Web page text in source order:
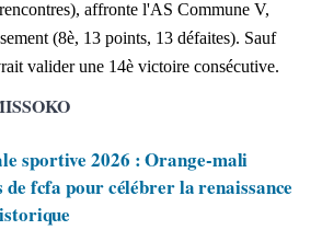
affronte l'AS Commune V,
(8è, 13 points, 13 défaites). Sauf
valider une 14è victoire consécutive.
sportive 2026 : Orange-mali
fcfa pour célébrer la renaissance